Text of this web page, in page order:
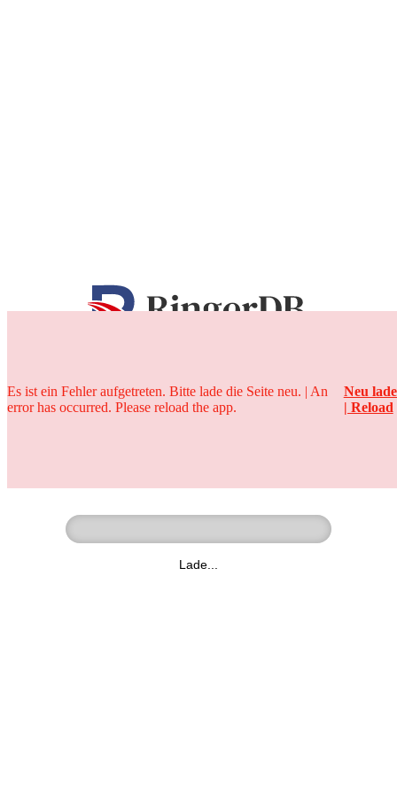
25 Jahre
Lade...
Es ist ein Fehler aufgetreten. Bitte lade die Seite neu. | An
error has occurred. Please reload the app.
Neu
| Reload